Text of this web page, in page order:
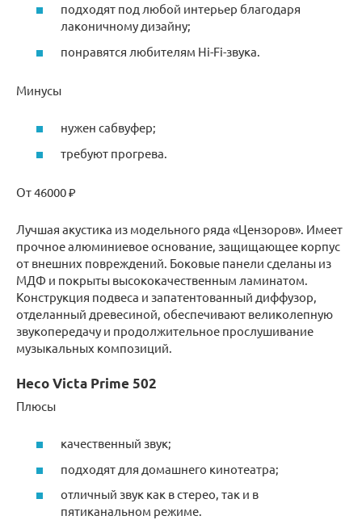
подходят под любой интерьер благодаря
лаконичному дизайну;
понравятся любителям Hi-Fi-звука.
Минусы
нужен сабвуфер;
требуют прогрева.
От 46000 ₽
Лучшая акустика из модельного ряда «Цензоров». Имеет
прочное алюминиевое основание, защищающее корпус
от внешних повреждений. Боковые панели сделаны из
МДФ и покрыты высококачественным ламинатом.
Конструкция подвеса и запатентованный диффузор,
отделанный древесиной, обеспечивают великолепную
звукопередачу и продолжительное прослушивание
музыкальных композиций.
Heco Victa Prime 502
Плюсы
качественный звук;
подходят для домашнего кинотеатра;
отличный звук как в стерео, так и в
пятиканальном режиме.